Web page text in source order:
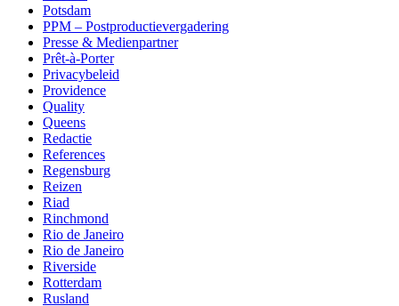
Potsdam
PPM – Postproductievergadering
Presse & Medienpartner
Prêt-à-Porter
Privacybeleid
Providence
Quality
Queens
Redactie
References
Regensburg
Reizen
Riad
Rinchmond
Rio de Janeiro
Rio de Janeiro
Riverside
Rotterdam
Rusland